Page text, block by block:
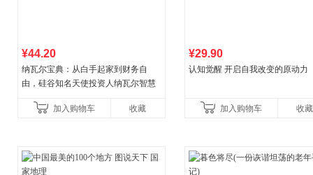
¥44.20
纳瓦尔宝典：从白手起家到财务自
由，硅谷知名天使投资人纳瓦尔智慧
加入购物车
收藏
¥29.90
认知觉醒 开启自我改变的原动力
加入购物车 收藏